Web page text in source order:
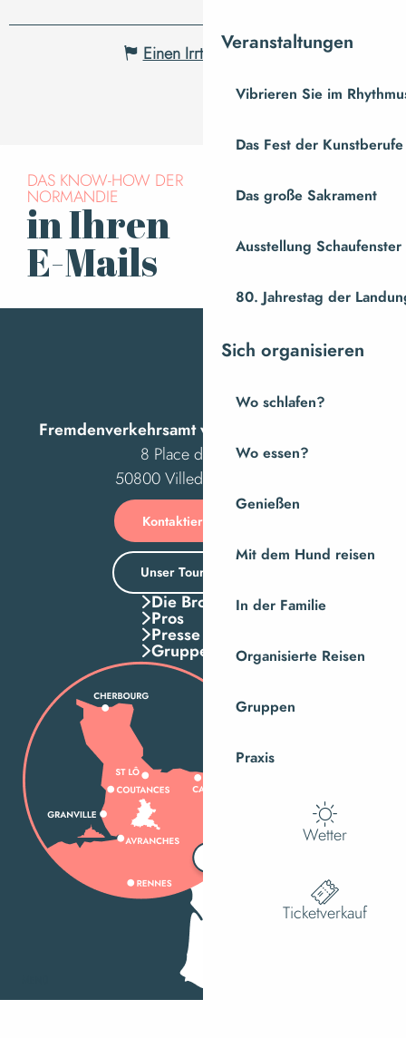
Veranstaltungen
Vibrieren Sie im
Das Fest der Kunstberufe
Das große Sakrament
Ausstellung
80. Jahrestag der
Sich organisieren
Wo schlafen?
Wo essen?
Genießen
Mit dem Hund reisen
In der Familie
Organisierte Reisen
Gruppen
Praxis
Wetter
Ticketverkauf
Einen Irrtum angeben
DAS KNOW-HOW DER
NORMANDIE
in Ihren
E-Mails
Fremdenverkehrsamt von Villedieu Intercom
8 Place des Costils
50800 Villedieu-les-Poêles
Kontaktieren Sie uns
Unser Tourismusbüro
Die Broschuren
Pros
Presse
Gruppen